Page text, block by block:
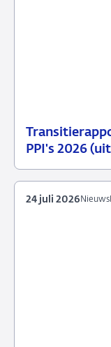
PPI's 2026
29
Nieuwsbericht
24 juli 2026